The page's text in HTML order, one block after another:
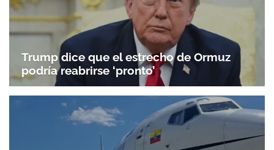
Trump dice que el estrecho de Ormuz
podría reabrirse ‘pronto’